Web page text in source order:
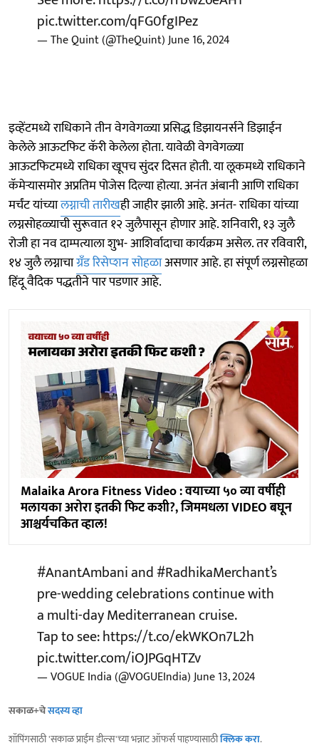
pic.twitter.com/qFG0fgIPez
— The Quint (@TheQuint)June 16, 2024
इव्हेंटमध्ये राधिकाने तीन वेगवेगळ्या प्रसिद्ध डिझायनर्सने डिझाईन
केलेले आऊटफिट कॅरी केलेला होता. यावेळी वेगवेगळ्या
आऊटफिटमध्ये राधिका खूपच सुंदर दिसत होती. या लूकमध्ये राधिकाने
कॅमेऱ्यासमोर अप्रतिम पोजेस दिल्या होत्या. अनंत अंबानी आणि राधिका
मर्चंट यांच्यालग्नाची तारीखही जाहीर झाली आहे. अनंत- राधिका यांच्या
लग्नसोहळ्याची सुरूवात १२ जुलैपासून होणार आहे. शनिवारी, १३ जुलै
रोजी हा नव दाम्पत्याला शुभ- आशिर्वादाचा कार्यक्रम असेल. तर रविवारी,
१४ जुलै लग्नाचाग्रँड रिसेप्शन सोहळाअसणार आहे. हा संपूर्ण लग्नसोहळा
हिंदू वैदिक पद्धतीने पार पडणार आहे.
Malaika Arora Fitness Video : वयाच्या ५० व्या वर्षीही
मलायका अरोरा इतकी फिट कशी?, जिममधला VIDEO बघून
आश्चर्यचकित व्हाल!
#AnantAmbaniand#RadhikaMerchant’s
pre-wedding celebrations continue with
a multi-day Mediterranean cruise.
Tap to see:https://t.co/ekWKOn7L2h
pic.twitter.com/iOJPGqHTZv
— VOGUE India (@VOGUEIndia)June 13, 2024
सकाळ+चेसदस्य व्हा
शॉपिंगसाठी 'सकाळ प्राईम डील्स'च्या भन्नाट ऑफर्स पाहण्यासाठीक्लिक करा.